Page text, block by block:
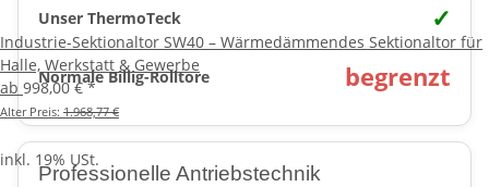
Unser ThermoTeck ✓
Normale Billig-Rolltore begrenzt
Professionelle Antriebstechnik
Industrie-Sektionaltor SW40 – Wärmedämmendes Sektionaltor für
Halle, Werkstatt & Gewerbe
ab 998,00 €*
Alter Preis: 1.968,77 €
inkl. 19% USt.